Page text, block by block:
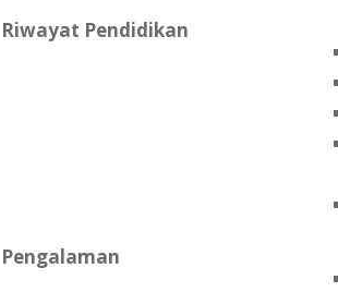
Riwayat Pendidikan
Pengalaman